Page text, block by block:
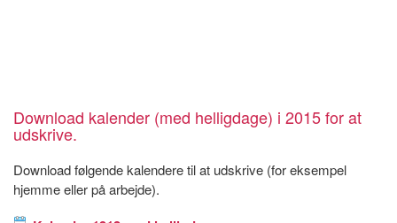
Download kalender (med helligdage) i 2015 for at
udskrive.
Download følgende kalendere til at udskrive (for eksempel
hjemme eller på arbejde).